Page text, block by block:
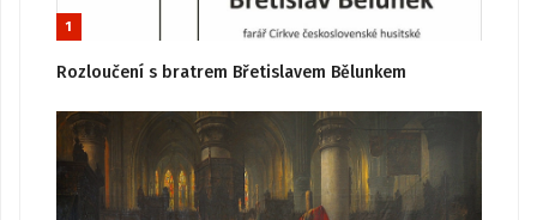
1
Rozloučení s bratrem Břetislavem Bělunkem